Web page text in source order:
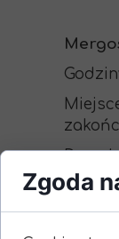
Do
które
Zgoda